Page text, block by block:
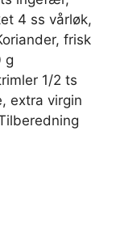
4 ss vårløk,
frisk
g
1/2 ts
extra virgin